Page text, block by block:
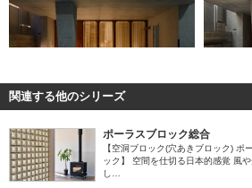
関連する他のシリーズ
ポーラスブロック総合
【空洞ブロック(穴あきブロック) ポ
ック】 空間を仕切る日本的感覚 風
し…